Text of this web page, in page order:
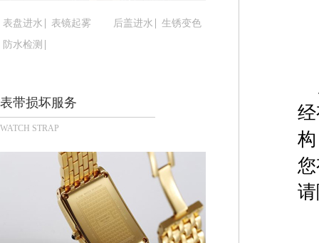
内蒙古自治区呼和浩特市玉泉区大学西街70号华
甘肃省兰州市七里河区西津西路16号兰州中心写
重庆市解放碑渝中区民权路28号英利国际金融中
黑龙江省大庆市萨尔图区会战大街腕表时光售后服
黑龙江省鹤岗市向阳区红军路腕表时光售后服务中
黑龙江省黑河市爱辉区中央街腕表时光售后服务中
黑龙江省鸡西市鸡冠区红军路腕表时光售后服务中
黑龙江省佳木斯市向阳区长安路腕表时光售后服务
表盘进水 表镜起雾 后盖进水
生锈变色
防水检测
表带损坏服务
WATCH STRAP